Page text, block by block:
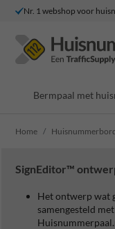
Nr. 1 webshop voor
Bermpaal met
Home
SignEditor™
Het ontwerp wat
samengesteld